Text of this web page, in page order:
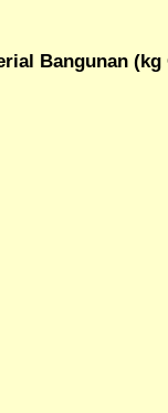
Bangunan (kg